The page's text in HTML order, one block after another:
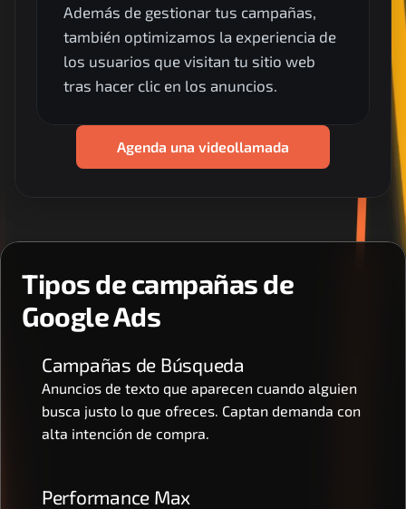
Además de gestionar tus campañas,
también optimizamos la experiencia de
los usuarios que visitan tu sitio web
tras hacer clic en los anuncios.
Agenda una videollamada
Tipos de campañas de
Google Ads
Campañas de Búsqueda
Anuncios de texto que aparecen cuando alguien
busca justo lo que ofreces. Captan demanda con
alta intención de compra.
Performance Max